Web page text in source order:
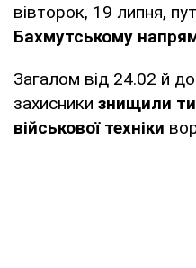
вівторок, 19 липня,
Бахмутському
Загалом від 24.02 й до
захисники знищили
військової техніки